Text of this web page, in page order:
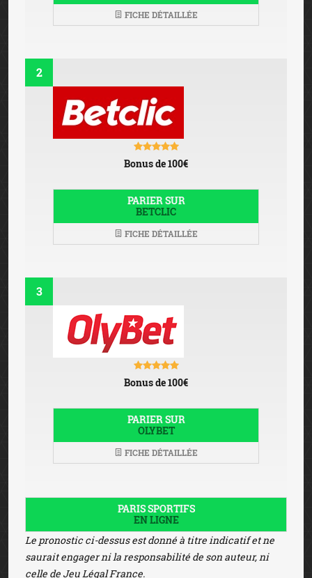
FICHE DÉTAILLÉE
2
Bonus de 100€
PARIER SUR
BETCLIC
FICHE DÉTAILLÉE
3
Bonus de 100€
PARIER SUR
OLYBET
FICHE DÉTAILLÉE
PARIS SPORTIFS
EN LIGNE
Le pronostic ci-dessus est donné à titre indicatif et ne
saurait engager ni la responsabilité de son auteur, ni
celle de Jeu Légal France.